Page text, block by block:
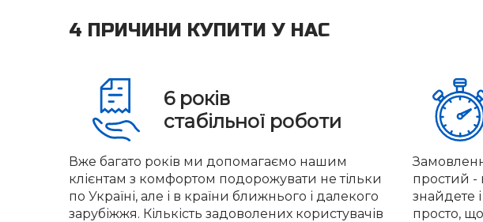
4 ПРИЧИНИ КУПИТИ У НАС
6 років
стабільної роботи
Вже багато років ми допомагаємо нашим
клієнтам з комфортом подорожувати не тільки
по Україні, але і в країни ближнього і далекого
зарубіжжя. Кількість задоволених користувачів
простий -
знайдете
просто,